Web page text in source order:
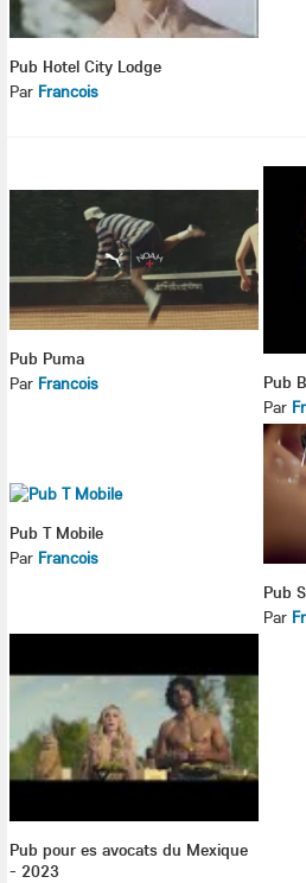
Pub Hotel City Lodge
Par Francois
Pub Puma
Par Francois
Pub
Par
Pub T Mobile
Par Francois
Pub
Par
Pub pour es avocats du Mexique
- 2023